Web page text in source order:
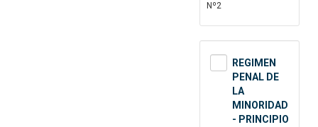
Nº2
REGIMEN
PENAL DE
LA
MINORIDAD
- PRINCIPIO